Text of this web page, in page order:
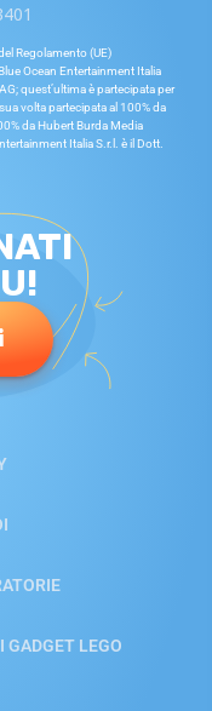
Regolamento (UE)
Ocean Entertainment Italia
quest’ultima è partecipata per
volta partecipata al 100% da
da Hubert Burda Media
Italia S.r.l. è il Dott.
GADGET LEGO